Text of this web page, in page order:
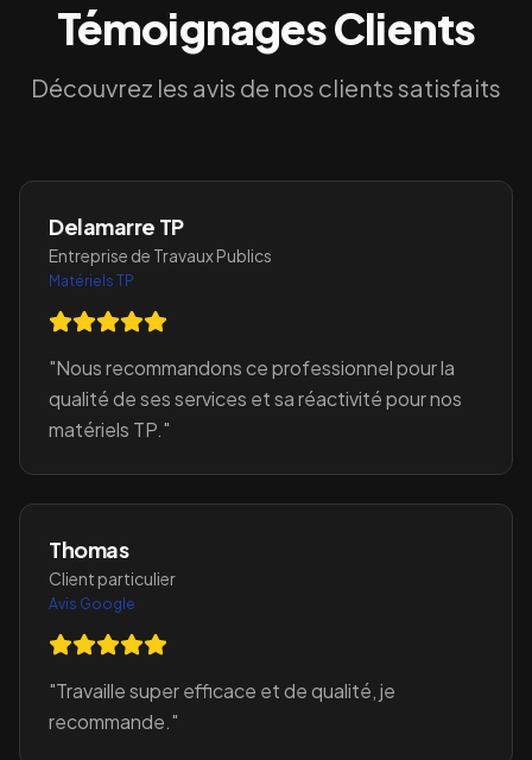
Témoignages Clients
Découvrez les avis de nos clients satisfaits
Delamarre TP
Entreprise de Travaux Publics
Matériels TP
"Nous recommandons ce professionnel pour la
qualité de ses services et sa réactivité pour nos
matériels TP."
Thomas
Client particulier
Avis Google
"Travaille super efficace et de qualité, je
recommande."